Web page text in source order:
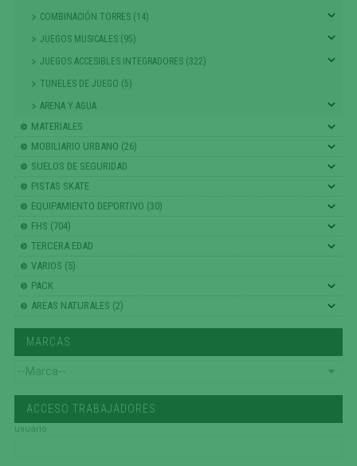
COMBINACIÓN TORRES (14)
JUEGOS MUSICALES (95)
JUEGOS ACCESIBLES INTEGRADORES (322)
TUNELES DE JUEGO (5)
ARENA Y AGUA
MATERIALES
MOBILIARIO URBANO (26)
SUELOS DE SEGURIDAD
PISTAS SKATE
EQUIPAMIENTO DEPORTIVO (30)
FHS (704)
TERCERA EDAD
VARIOS (5)
PACK
AREAS NATURALES (2)
MARCAS
ACCESO TRABAJADORES
usuario